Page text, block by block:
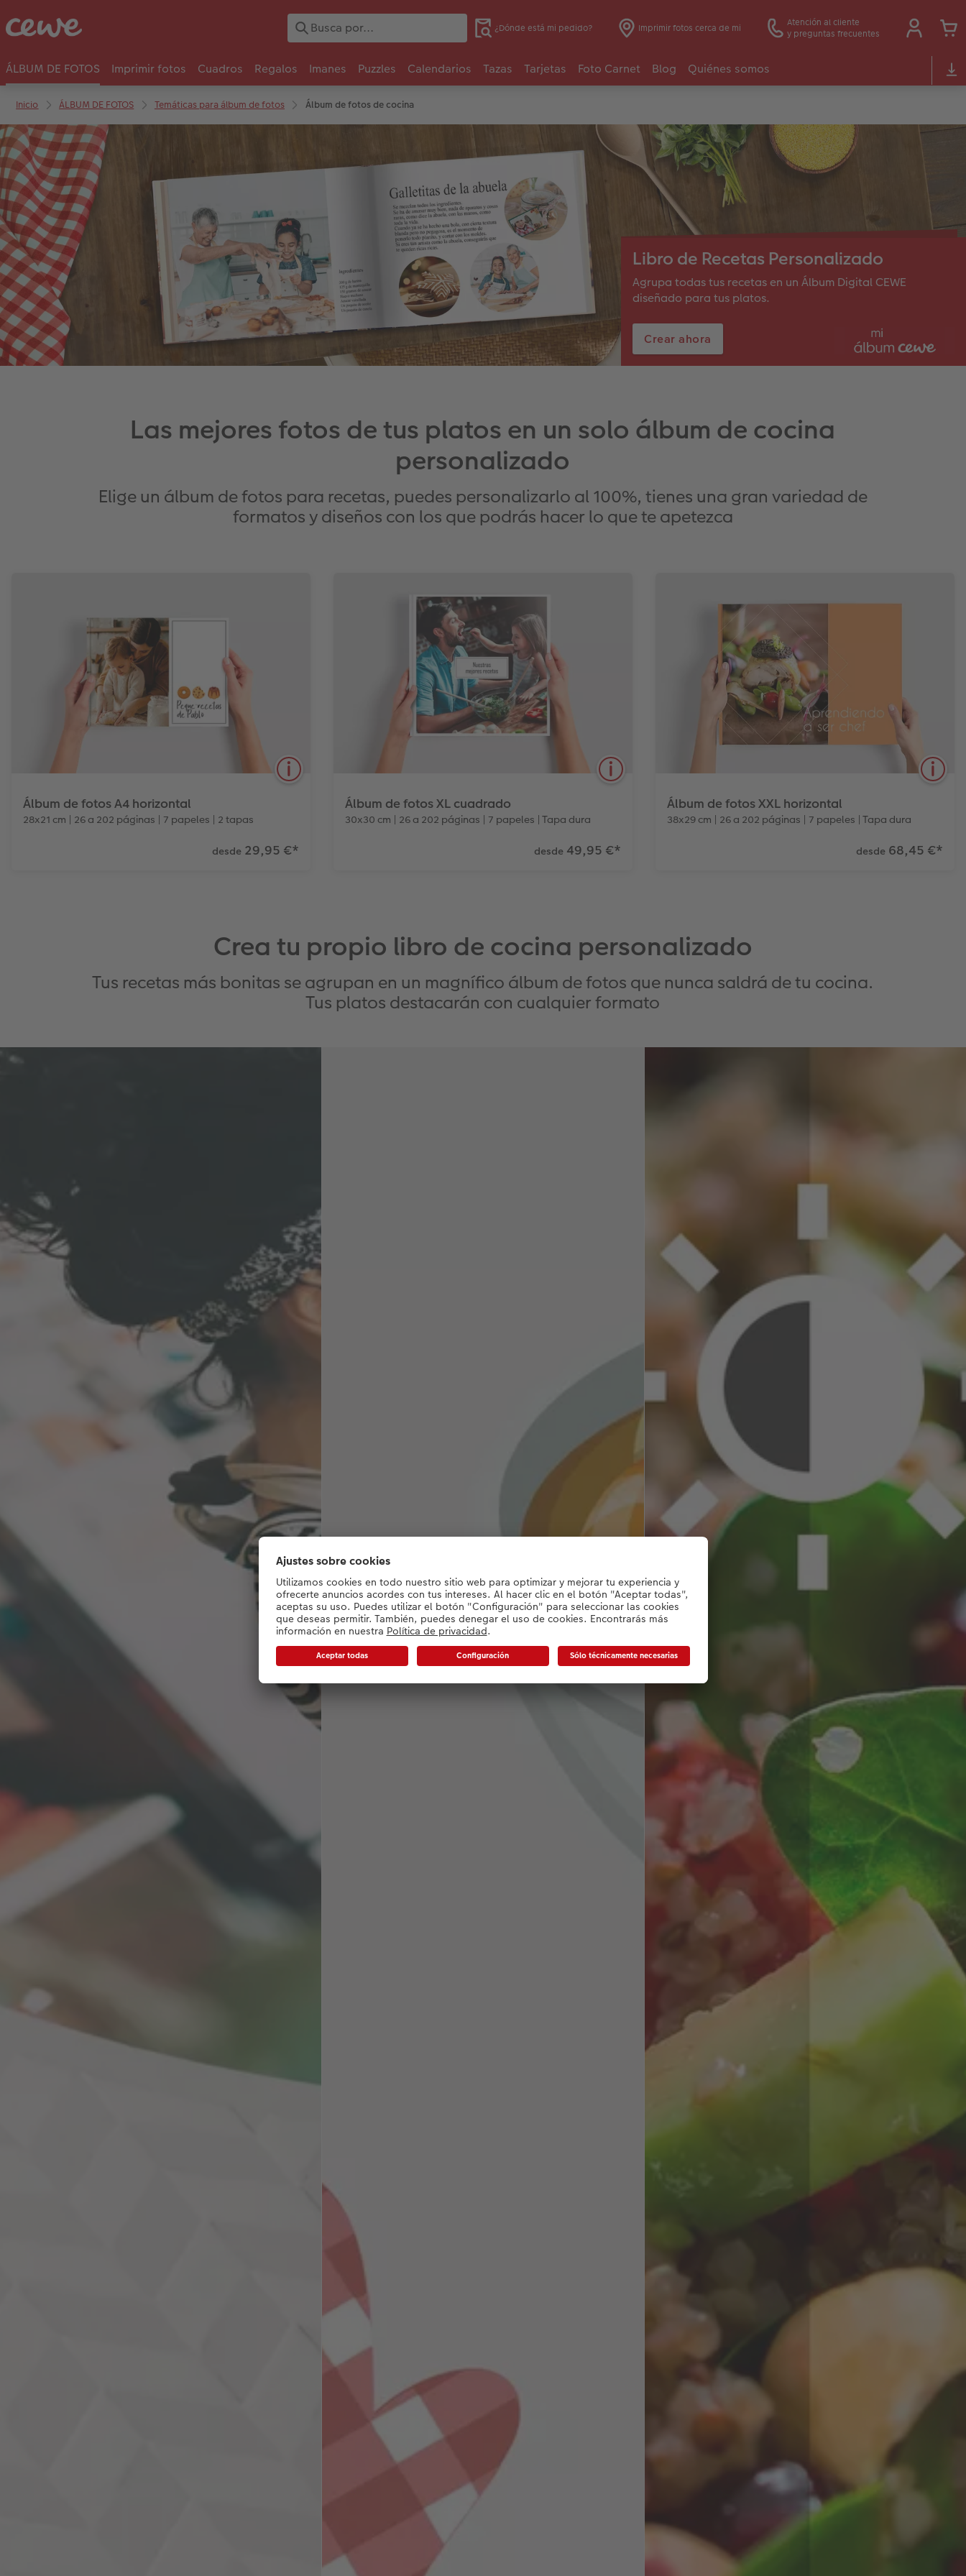
¿Dónde está mi pedido? Imprimir fotos cerca de mi
Atención al cliente
y preguntas frecuentes
ÁLBUM DE FOTOS Imprimir fotos Cuadros Regalos Imanes Puzzles Calendarios Tazas Tarjetas Foto Carnet Blog Quiénes somos
Inicio ÁLBUM DE FOTOS Temáticas para álbum de fotos Álbum de fotos de cocina
Libro de Recetas Personalizado
Agrupa todas tus recetas en un Álbum Digital CEWE
diseñado para tus platos.
Crear ahora
Las mejores fotos de tus platos en un solo álbum de cocina
personalizado
Elige un álbum de fotos para recetas, puedes personalizarlo al 100%, tienes una gran variedad de
formatos y diseños con los que podrás hacer lo que te apetezca
Álbum de fotos A4 horizontal
28x21 cm | 26 a 202 páginas | 7 papeles | 2 tapas
desde 29,95 €*
perfecto para grandes paisajes o celebraciones
Álbum de fotos XL cuadrado
30x30 cm | 26 a 202 páginas | 7 papeles | Tapa dura
desde 49,95 €*
para las fotos de tu último gran viaje o para
recopilar todos los recuerdos del año.
Álbum de fotos XXL horizontal
38x29 cm | 26 a 202 páginas | 7 papeles | Tapa dura
desde 68,45 €*
unas características perfectas para fotos a doble
página sin perder calidad.
Crea tu propio libro de cocina personalizado
Tus recetas más bonitas se agrupan en un magnífico álbum de fotos que nunca saldrá de tu cocina.
Tus platos destacarán con cualquier formato